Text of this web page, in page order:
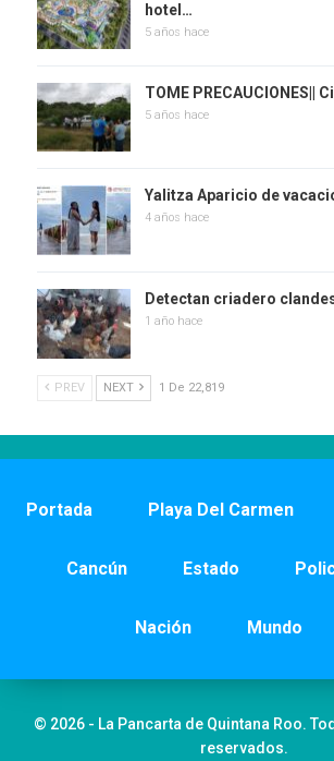
hotel…
5 años hace
TOME PRECAUCIONES||
5 años hace
Yalitza Aparicio de
4 años hace
Detectan criadero
1 año hace
PREV NEXT 1 De 22,819
Portada Playa Del Carmen
Cancún Estado
Nación Mundo
© 2026 - La Pancarta de Quintana Roo.
reservados.